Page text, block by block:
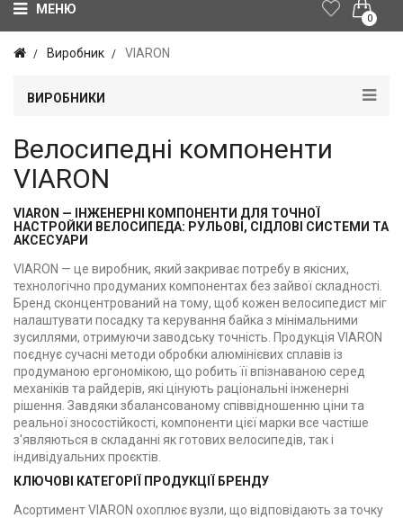
0
МЕНЮ
Виробник VIARON
ВИРОБНИКИ
Велосипедні компоненти
VIARON
VIARON — ІНЖЕНЕРНІ КОМПОНЕНТИ ДЛЯ ТОЧНОЇ
НАСТРОЙКИ ВЕЛОСИПЕДА: РУЛЬОВІ, СІДЛОВІ СИСТЕМИ ТА
АКСЕСУАРИ
VIARON — це виробник, який закриває потребу в якісних,
технологічно продуманих компонентах без зайвої складності.
Бренд сконцентрований на тому, щоб кожен велосипедист міг
налаштувати посадку та керування байка з мінімальними
зусиллями, отримуючи заводську точність. Продукція VIARON
поєднує сучасні методи обробки алюмінієвих сплавів із
продуманою ергономікою, що робить її впізнаваною серед
механіків та райдерів, які цінують раціональні інженерні
рішення. Завдяки збалансованому співвідношенню ціни та
реальної зносостійкості, компоненти цієї марки все частіше
з'являються в складанні як готових велосипедів, так і
індивідуальних проєктів.
КЛЮЧОВІ КАТЕГОРІЇ ПРОДУКЦІЇ БРЕНДУ
Асортимент VIARON охоплює вузли, що відповідають за точку